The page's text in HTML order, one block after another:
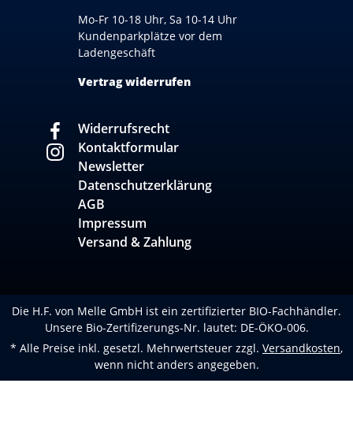
Mo-Fr 10-18 Uhr, Sa 10-14 Uhr
Kundenparkplätze vor dem
Ladengeschäft
Vertrag widerrufen
Widerrufsrecht
Kontaktformular
Newsletter
Datenschutzerklärung
AGB
Impressum
Versand & Zahlung
Die H.F. von Melle GmbH ist ein zertifizierter BIO-Fachhändler.
Unsere Bio-Zertifizerungs-Nr. lautet: DE-ÖKO-006.
* Alle Preise inkl. gesetzl. Mehrwertsteuer zzgl. Versandkosten,
wenn nicht anders angegeben.